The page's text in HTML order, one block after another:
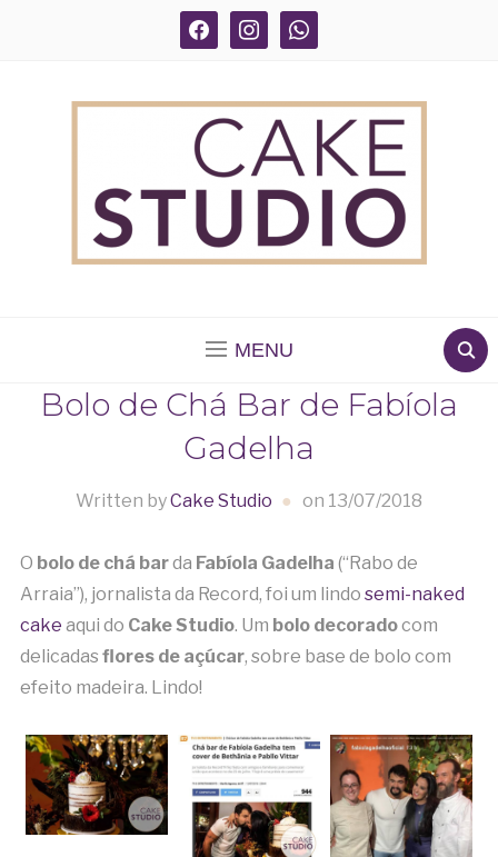
facebook instagram whatsapp
MENU
Bolo de Chá Bar de Fabíola
Gadelha
Written byCake Studio on 13/07/2018
O bolo de chá barda Fabíola Gadelha (“Rabo de
Arraia”), jornalista da Record, foi um lindo semi-naked
cake aqui do Cake Studio. Um bolo decoradocom
delicadas flores de açúcar, sobre base de bolo com
efeito madeira. Lindo!